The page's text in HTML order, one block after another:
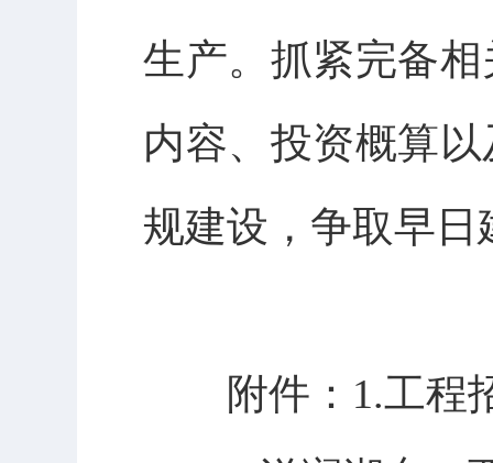
生产。抓紧完备
内容、投资概算
规建设，争取早
附件： 1.工程